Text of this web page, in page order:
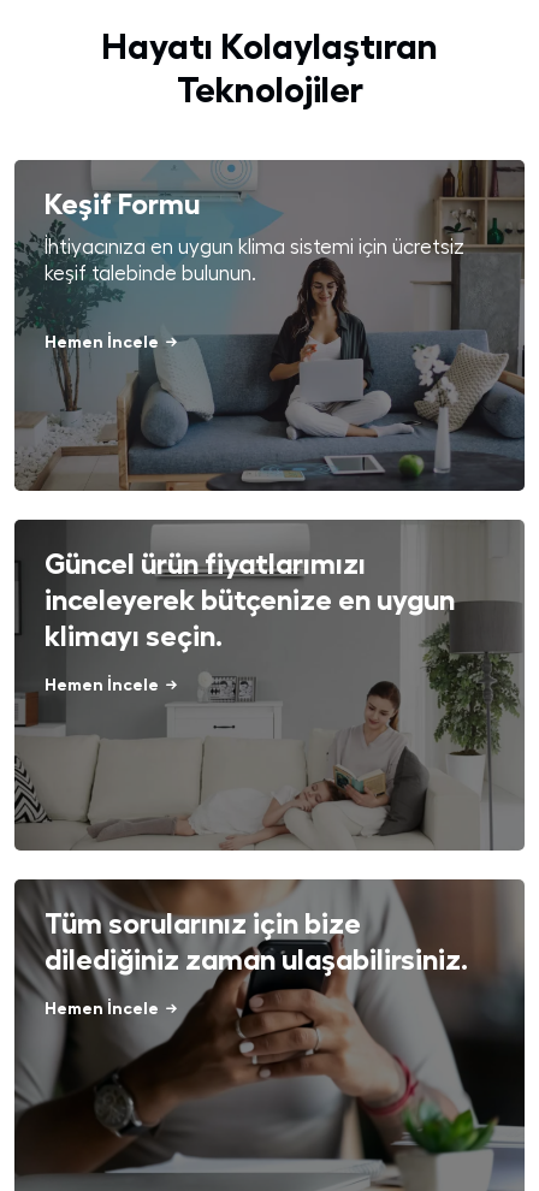
Hayatı Kolaylaştıran
Teknolojiler
Keşif Formu
İhtiyacınıza en uygun klima sistemi için ücretsiz
keşif talebinde bulunun.
Hemen İncele
Güncel ürün fiyatlarımızı
inceleyerek bütçenize en uygun
klimayı seçin.
Hemen İncele
Tüm sorularınız için bize
dilediğiniz zaman ulaşabilirsiniz.
Hemen İncele